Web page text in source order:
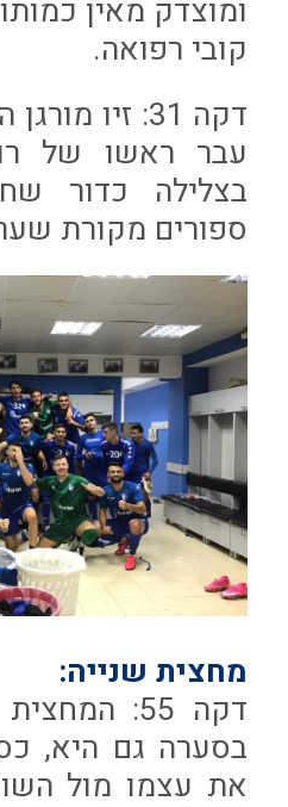
ומוצדק מאין
קובי רפואה.
דקה 31: זיו
עבר ראשו של
בצלילה כדור
ספורים מקורת
מחצית שנייה:
דקה 55:
בסערה גם היא,
את עצמו מול